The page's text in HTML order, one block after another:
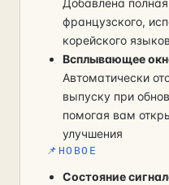
Добавлена
французского,
корейского
Всплывающее
Автоматически
выпуску при
помогая вам
улучшения
📌 НОВОЕ
Состояние